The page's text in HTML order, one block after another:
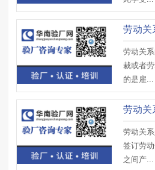
劳动关
裁或者
的是雇...
劳动关
签订劳
之间产...